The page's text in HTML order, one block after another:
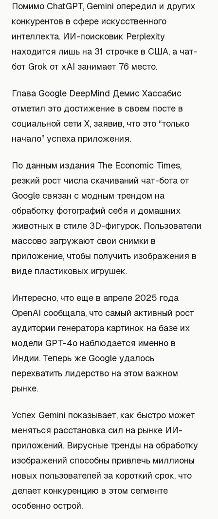
Помимо ChatGPT, Gemini опередил и других
конкурентов в сфере искусственного
интеллекта. ИИ-поисковик Perplexity
находится лишь на 31 строчке в США, а чат-
бот Grok от xAI занимает 76 место.
Глава Google DeepMind Демис Хассабис
отметил это достижение в своем посте в
социальной сети X, заявив, что это “только
начало” успеха приложения.
По данным издания The Economic Times,
резкий рост числа скачиваний чат-бота от
Google связан с модным трендом на
обработку фотографий себя и домашних
животных в стиле 3D-фигурок. Пользователи
массово загружают свои снимки в
приложение, чтобы получить изображения в
виде пластиковых игрушек.
Интересно, что еще в апреле 2025 года
OpenAI сообщала, что самый активный рост
аудитории генератора картинок на базе их
модели GPT-4o наблюдается именно в
Индии. Теперь же Google удалось
перехватить лидерство на этом важном
рынке.
Успех Gemini показывает, как быстро может
меняться расстановка сил на рынке ИИ-
приложений. Вирусные тренды на обработку
изображений способны привлечь миллионы
новых пользователей за короткий срок, что
делает конкуренцию в этом сегменте
особенно острой.